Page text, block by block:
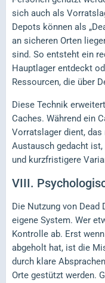
sich auch als
Depots können als
an sicheren Orten
sind. So entsteht ein
Hauptlager entdeckt
Ressourcen, die über
Diese Technik
Caches. Während ein
Vorratslager dient,
Austausch gedacht
und kurzfristigere
VIII.
Die Nutzung von Dead
eigene System. Wer
Kontrolle ab. Erst
abgeholt hat, ist die
durch klare
Orte gestützt werden.